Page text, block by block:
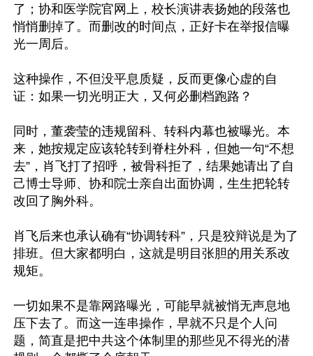
了；协和医学院官网上，校长演讲表扬她的段落也
悄悄删掉了。而删改的时间点，正好卡在举报信曝
光一周后。
这种操作，不但没平息质疑，反而更像心虚的自
证：如果一切光明正大，又何必删档跑路？
同时，董袭莹的违规留科、转科内幕也被曝光。本
来，她按规定应该轮转到脊柱外科，但她一句“不想
去”，肖飞打了招呼，被骨科拒了，结果她请出了自
己博士导师、协和院士亲自出面协调，生生把轮转
改回了胸外科。
肖飞后来也承认确有“协调转科”，只是狡辩说是为了
排班。但大家都明白，这就是明目张胆的用关系改
规矩。
一切如果不是靠网路曝光，可能早就被悄无声息地
压下去了。而这一连串操作，早就不只是个人问
题，简直是把中共这个体制里的那些见不得光的潜